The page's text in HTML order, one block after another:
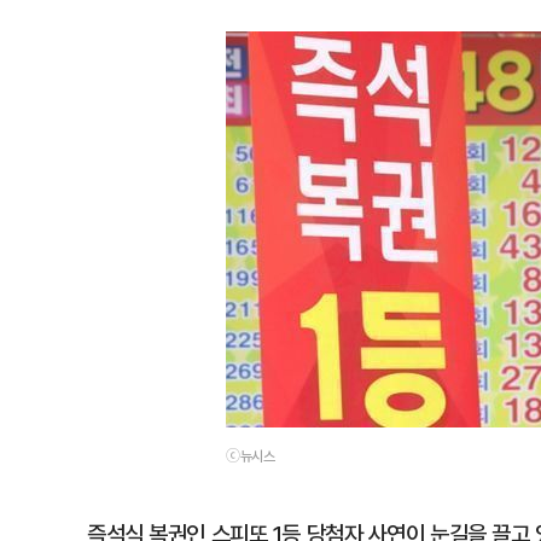
ⓒ뉴시스
즉석식 복권인 스피또 1등 당첨자 사연이 눈길을 끌고